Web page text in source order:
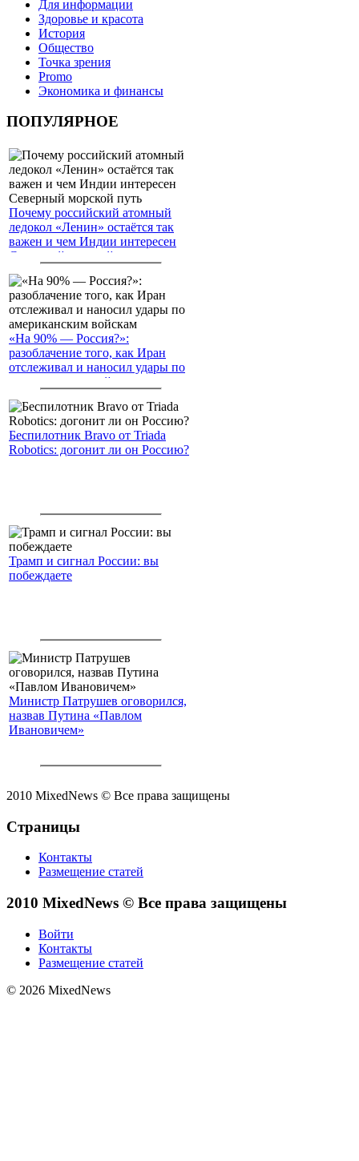
Для информации
Здоровье и красота
История
Общество
Точка зрения
Promo
Экономика и финансы
ПОПУЛЯРНОЕ
Почему российский атомный
ледокол «Ленин» остаётся так
важен и чем Индии интересен
Северный морской путь
«На 90% — Россия?»:
разоблачение того, как Иран
отслеживал и наносил удары по
американским войскам
Беспилотник Bravo от Triada
Robotics: догонит ли он Россию?
Трамп и сигнал России: вы
побеждаете
Министр Патрушев оговорился,
назвав Путина «Павлом
Ивановичем»
2010 MixedNews © Все права защищены
Страницы
Контакты
Размещение статей
2010 MixedNews © Все права защищены
Войти
Контакты
Размещение статей
© 2026 MixedNews